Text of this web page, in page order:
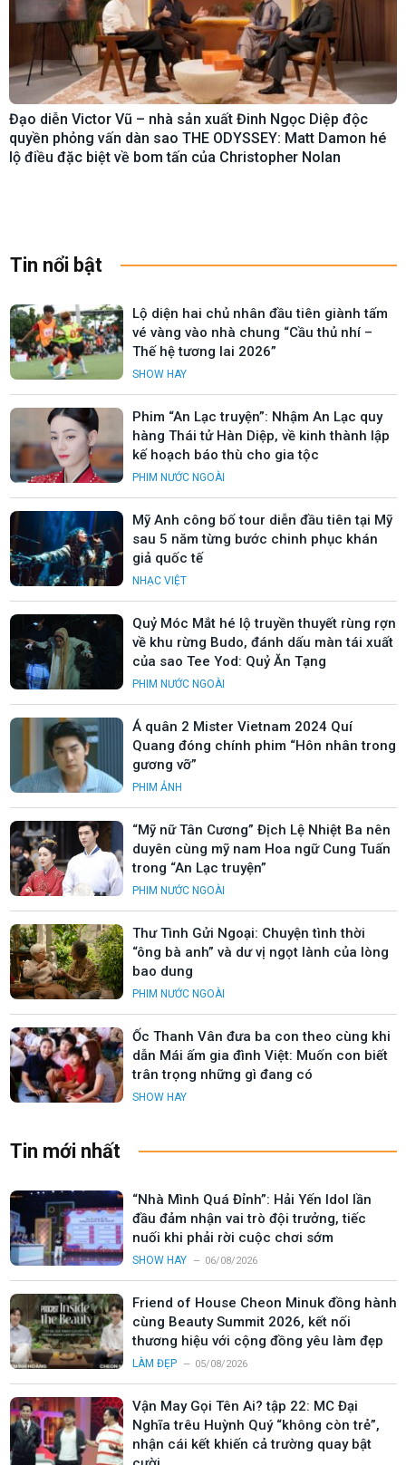
Đạo diễn Victor Vũ – nhà sản xuất Đinh Ngọc Diệp độc
quyền phỏng vấn dàn sao THE ODYSSEY: Matt Damon hé
lộ điều đặc biệt về bom tấn của Christopher Nolan
Tin nổi bật
Lộ diện hai chủ nhân đầu tiên giành tấm
vé vàng vào nhà chung “Cầu thủ nhí –
Thế hệ tương lai 2026”
SHOW HAY
Phim “An Lạc truyện”: Nhậm An Lạc quy
hàng Thái tử Hàn Diệp, về kinh thành lập
kế hoạch báo thù cho gia tộc
PHIM NƯỚC NGOÀI
Mỹ Anh công bố tour diễn đầu tiên tại Mỹ
sau 5 năm từng bước chinh phục khán
giả quốc tế
NHẠC VIỆT
Quỷ Móc Mắt hé lộ truyền thuyết rùng rợn
về khu rừng Budo, đánh dấu màn tái xuất
của sao Tee Yod: Quỷ Ăn Tạng
PHIM NƯỚC NGOÀI
Á quân 2 Mister Vietnam 2024 Quí
Quang đóng chính phim “Hôn nhân trong
gương vỡ”
PHIM ẢNH
“Mỹ nữ Tân Cương” Địch Lệ Nhiệt Ba nên
duyên cùng mỹ nam Hoa ngữ Cung Tuấn
trong “An Lạc truyện”
PHIM NƯỚC NGOÀI
Thư Tình Gửi Ngoại: Chuyện tình thời
“ông bà anh” và dư vị ngọt lành của lòng
bao dung
PHIM NƯỚC NGOÀI
Ốc Thanh Vân đưa ba con theo cùng khi
dẫn Mái ấm gia đình Việt: Muốn con biết
trân trọng những gì đang có
SHOW HAY
Tin mới nhất
“Nhà Mình Quá Đỉnh”: Hải Yến Idol lần
đầu đảm nhận vai trò đội trưởng, tiếc
nuối khi phải rời cuộc chơi sớm
SHOW HAY 06/08/2026
Friend of House Cheon Minuk đồng hành
cùng Beauty Summit 2026, kết nối
thương hiệu với cộng đồng yêu làm đẹp
LÀM ĐẸP 05/08/2026
Vận May Gọi Tên Ai? tập 22: MC Đại
Nghĩa trêu Huỳnh Quý “không còn trẻ”,
nhận cái kết khiến cả trường quay bật